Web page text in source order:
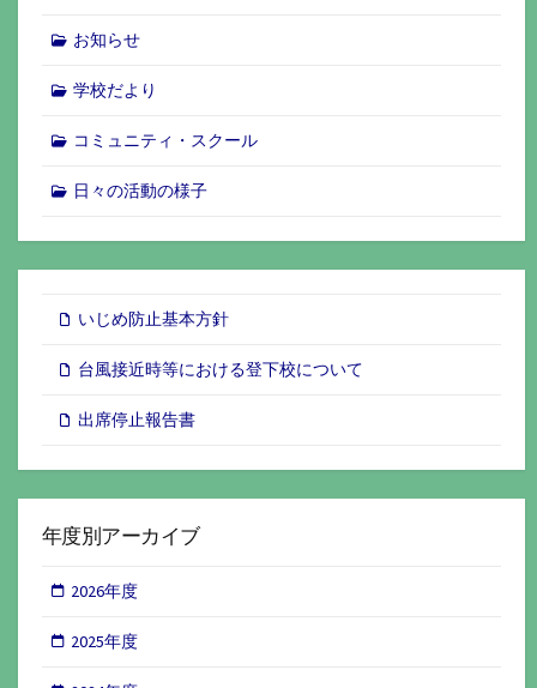
お知らせ
学校だより
コミュニティ・スクール
日々の活動の様子
いじめ防止基本方針
台風接近時等における登下校について
出席停止報告書
年度別アーカイブ
2026年度
2025年度